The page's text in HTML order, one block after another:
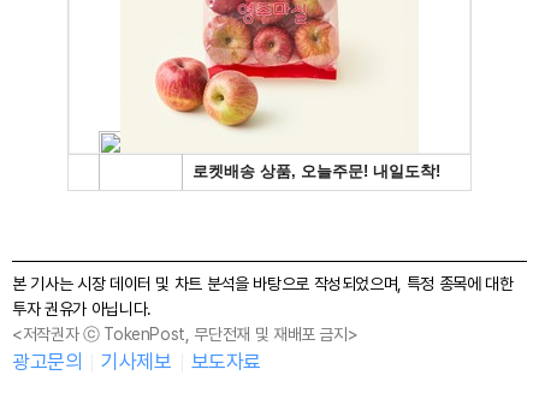
본 기사는 시장 데이터 및 차트 분석을 바탕으로 작성되었으며, 특정 종목에 대한
투자 권유가 아닙니다.
<저작권자 ⓒ TokenPost, 무단전재 및 재배포 금지>
광고문의 기사제보 보도자료